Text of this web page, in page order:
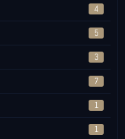
4
5
3
7
1
1